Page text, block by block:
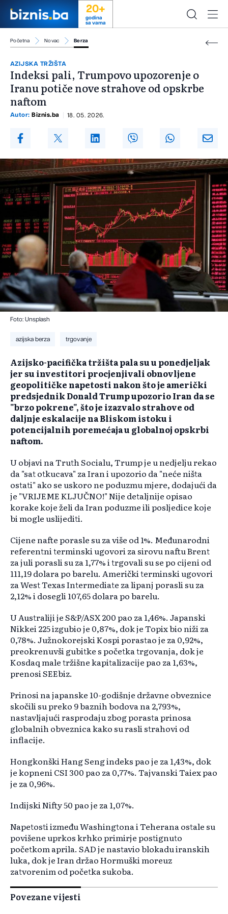
20+
godina
sa vama
Početna Novac Berza
AZIJSKA TRŽIŠTA
Indeksi pali, Trumpovo upozorenje o
Iranu potiče nove strahove od opskrbe
naftom
Autor: Biznis.ba 18. 05. 2026.
Foto: Unsplash
azijska berza trgovanje
Azijsko-pacifička tržišta pala su u ponedjeljak
jer su investitori procjenjivali obnovljene
geopolitičke napetosti nakon što je američki
predsjednik Donald Trump upozorio Iran da se
"brzo pokrene", što je izazvalo strahove od
daljnje eskalacije na Bliskom istoku i
potencijalnih poremećaja u globalnoj opskrbi
naftom.
U objavi na Truth Socialu, Trump je u nedjelju rekao
da "sat otkucava" za Iran i upozorio da "neće ništa
ostati" ako se uskoro ne poduzmu mjere, dodajući da
je "VRIJEME KLJUČNO!" Nije detaljnije opisao
korake koje želi da Iran poduzme ili posljedice koje
bi mogle uslijediti.
Cijene nafte porasle su za više od 1%. Međunarodni
referentni terminski ugovori za sirovu naftu Brent
za juli porasli su za 1,77% i trgovali su se po cijeni od
111,19 dolara po barelu. Američki terminski ugovori
za West Texas Intermediate za lipanj porasli su za
2,12% i dosegli 107,65 dolara po barelu.
U Australiji je S&P/ASX 200 pao za 1,46%. Japanski
Nikkei 225 izgubio je 0,87%, dok je Topix bio niži za
0,78%. Južnokorejski Kospi porastao je za 0,92%,
preokrenuvši gubitke s početka trgovanja, dok je
Kosdaq male tržišne kapitalizacije pao za 1,63%,
prenosi SEEbiz.
Prinosi na japanske 10-godišnje državne obveznice
skočili su preko 9 baznih bodova na 2,793%,
nastavljajući rasprodaju zbog porasta prinosa
globalnih obveznica kako su rasli strahovi od
inflacije.
Hongkonški Hang Seng indeks pao je za 1,43%, dok
je kopneni CSI 300 pao za 0,77%. Tajvanski Taiex pao
je za 0,96%.
Indijski Nifty 50 pao je za 1,07%.
Napetosti između Washingtona i Teherana ostale su
povišene uprkos krhko primirje postignuto
početkom aprila. SAD je nastavio blokadu iranskih
luka, dok je Iran držao Hormuški moreuz
zatvorenim od početka sukoba.
Povezane vijesti